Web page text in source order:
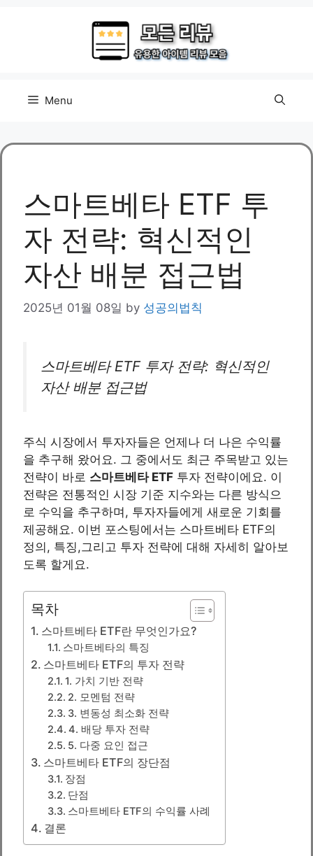
Menu
스마트베타 ETF 투
자 전략: 혁신적인
자산 배분 접근법
2025년 01월 08일 by 성공의법칙
스마트베타 ETF 투자 전략: 혁신적인
자산 배분 접근법
주식 시장에서 투자자들은 언제나 더 나은 수익률
을 추구해 왔어요. 그 중에서도 최근 주목받고 있는
전략이 바로 스마트베타 ETF 투자 전략이에요. 이
전략은 전통적인 시장 기준 지수와는 다른 방식으
로 수익을 추구하며, 투자자들에게 새로운 기회를
제공해요. 이번 포스팅에서는 스마트베타 ETF의
정의, 특징,그리고 투자 전략에 대해 자세히 알아보
도록 할게요.
목차
스마트베타 ETF란 무엇인가요?
스마트베타의 특징
스마트베타 ETF의 투자 전략
1. 가치 기반 전략
2. 모멘텀 전략
3. 변동성 최소화 전략
4. 배당 투자 전략
5. 다중 요인 접근
스마트베타 ETF의 장단점
장점
단점
스마트베타 ETF의 수익률 사례
결론